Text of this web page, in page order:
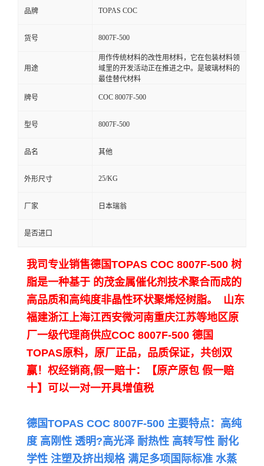
品牌 TOPAS COC
货号 8007F-500
用途
用作传统材料的改性用材料，它在包装材料领
域里的开发活动正在推进之中。是玻璃材料的
最佳替代材料
牌号 COC 8007F-500
型号 8007F-500
品名 其他
外形尺寸 25/KG
厂家 日本瑞翁
是否进口
我司专业销售德国TOPAS COC 8007F-500 树
脂是一种基于 的茂金属催化剂技术聚合而成的
高品质和高纯度非晶性环状聚烯烃树脂。 山东
福建浙江上海江西安微河南重庆江苏等地区原
厂一级代理商供应COC 8007F-500 德国
TOPAS原料，原厂正品，品质保证，共创双
赢！ 权经销商,假一赔十：【原产原包 假一赔
十】可以一对一开具增值税
德国TOPAS COC 8007F-500 主要特点：高纯
度 高刚性 透明?高光泽 耐热性 高转写性 耐化
学性 注塑及挤出规格 满足多项国际标准 水蒸